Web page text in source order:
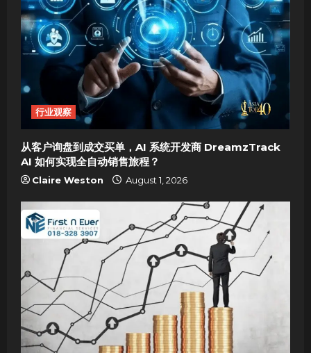
g
a
i
o
n
行业观察
从客户询盘到成交买单，AI 系统开发商 DreamzTrack
AI 如何实现全自动销售旅程？
Claire Weston August 1, 2026